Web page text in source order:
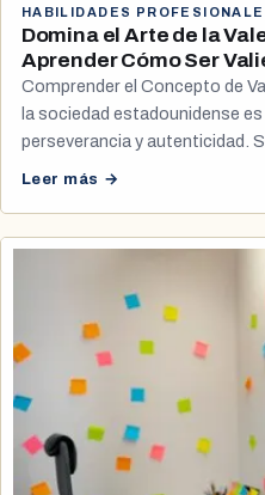
HABILIDADES
Domina el Arte de la
Aprender Cómo Ser
Comprender el Concepto de
la sociedad estadounidense
perseverancia y autenticidad.
Leer más →